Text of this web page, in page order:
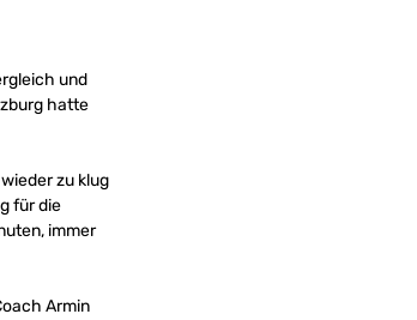
und
hatte
zu klug
für die
immer
Armin